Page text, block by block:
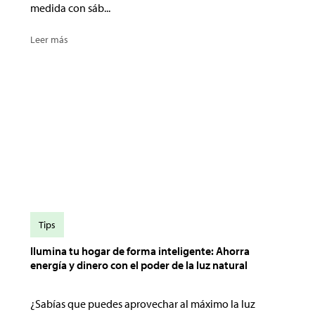
medida con sáb...
Leer más
Ilumina tu hogar de forma inteligente: Ahorra
energía y dinero con el poder de la luz natural
¿Sabías que puedes aprovechar al máximo la luz
Tips